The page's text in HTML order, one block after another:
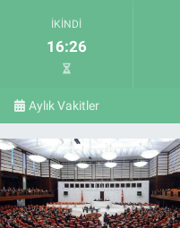
İKINDI
16:26
Aylık Vakitler